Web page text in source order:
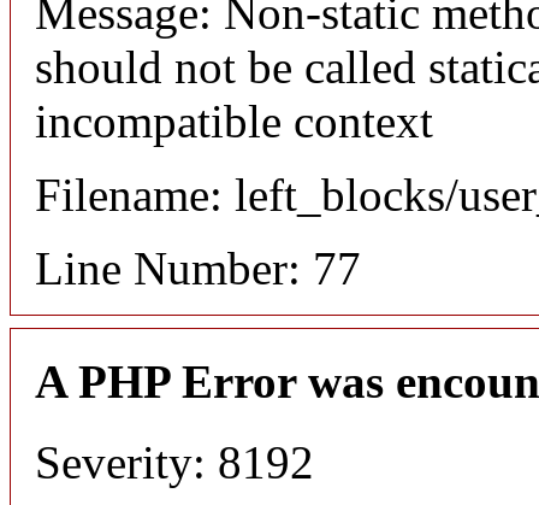
Message: Non-static
should not be called
incompatible context
Filename: left_blocks/
Line Number: 77
A PHP Error was
Severity: 8192